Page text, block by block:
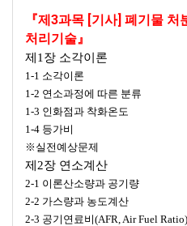
『제3과목 [기사] 폐기물
처리기술』
제1장 소각이론
1-1 소각이론
1-2 연소과정에 따른 분류
1-3 인화점과 착화온도
1-4 등가비
※실전예상문제
제2장 연소계산
2-1 이론산소량과 공기량
2-2 가스량과 농도계산
2-3 공기연료비(AFR, Air Fuel Ratio)